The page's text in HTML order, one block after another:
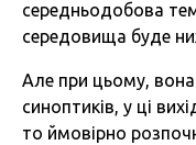
середньодобова
середовища буде
Але при цьому,
синоптиків, у ці
то ймовірно